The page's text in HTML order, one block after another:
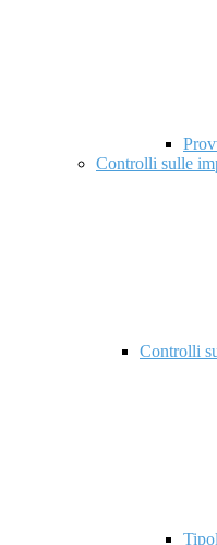
Controlli sulle
Controlli